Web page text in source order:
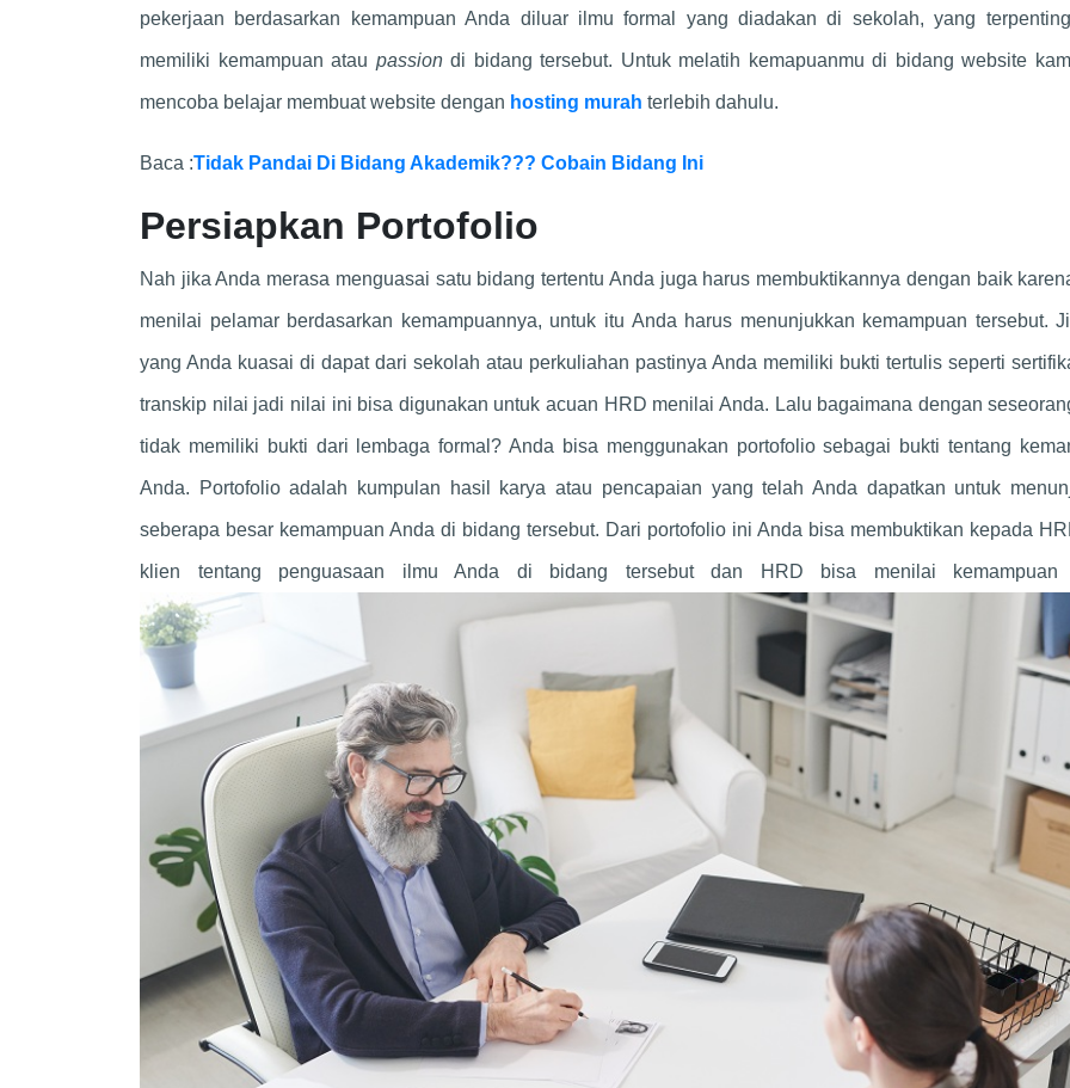
pekerjaan berdasarkan kemampuan Anda diluar ilmu formal yang diadakan di sekolah, yang
memiliki kemampuan atau passion di bidang tersebut. Untuk melatih kemapuanmu di bidang website
mencoba belajar membuat website dengan hosting murah terlebih dahulu.
Baca :Tidak Pandai Di Bidang Akademik??? Cobain Bidang Ini
Persiapkan Portofolio
Nah jika Anda merasa menguasai satu bidang tertentu Anda juga harus membuktikannya dengan baik
menilai pelamar berdasarkan kemampuannya, untuk itu Anda harus menunjukkan kemampuan tersebut.
yang Anda kuasai di dapat dari sekolah atau perkuliahan pastinya Anda memiliki bukti tertulis seperti
transkip nilai jadi nilai ini bisa digunakan untuk acuan HRD menilai Anda. Lalu bagaimana dengan
tidak memiliki bukti dari lembaga formal? Anda bisa menggunakan portofolio sebagai bukti tentang
Anda. Portofolio adalah kumpulan hasil karya atau pencapaian yang telah Anda dapatkan untuk
seberapa besar kemampuan Anda di bidang tersebut. Dari portofolio ini Anda bisa membuktikan kepada
klien tentang penguasaan ilmu Anda di bidang tersebut dan HRD bisa menilai kemampuan